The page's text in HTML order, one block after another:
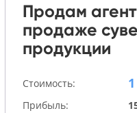
Продам
продаже
продукции
Стоимость:
Прибыль: